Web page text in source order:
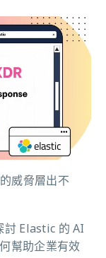
威脅層出不
討 Elastic 的 AI
幫助企業有效